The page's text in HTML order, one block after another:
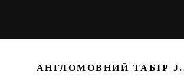
АНГЛОМОВНИЙ ТАБІР